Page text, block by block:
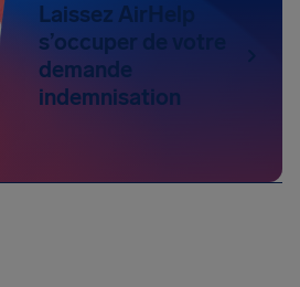
Laissez AirHelp
s’occuper de votre
demande
indemnisation